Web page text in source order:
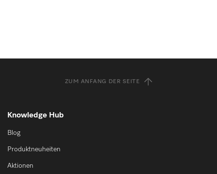
ZUM ANFANG DER SEITE
Knowledge Hub
Blog
Produktneuheiten
Aktionen